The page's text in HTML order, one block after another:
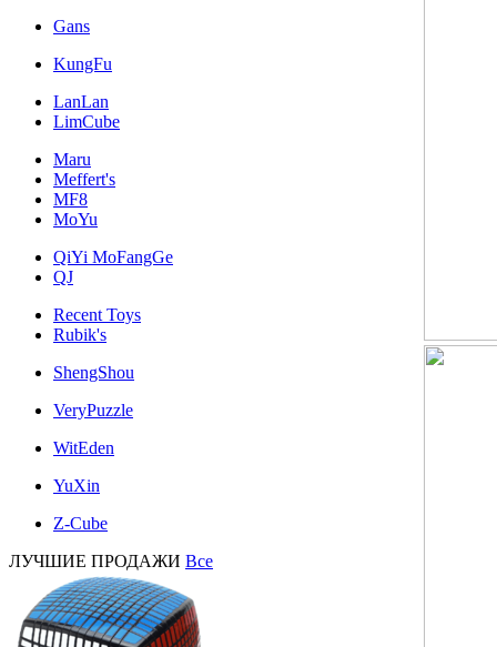
Gans
KungFu
LanLan
LimCube
Maru
Meffert's
MF8
MoYu
QiYi MoFangGe
QJ
Recent Toys
Rubik's
ShengShou
VeryPuzzle
WitEden
YuXin
Z-Cube
ЛУЧШИЕ ПРОДАЖИ Все